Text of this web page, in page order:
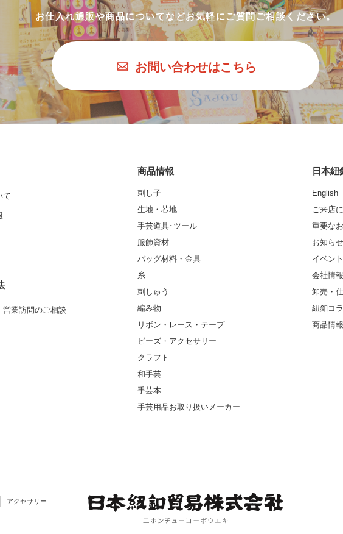
お仕入れ通販や商品についてなどお気軽にご質問ご相談ください。
お問い合わせはこちら
て
営業訪問のご相談
商品情報
刺し子
生地・芯地
手芸道具･ツール
服飾資材
バッグ材料・金具
糸
刺しゅう
編み物
リボン・レース・テープ
ビーズ・アクセサリー
クラフト
和手芸
手芸本
手芸用品お取り扱いメーカー
日本紐
English
ご来店
重要な
お知らせ
イベン
会社情報
卸売・
紐釦コ
商品情報
アクセサリー